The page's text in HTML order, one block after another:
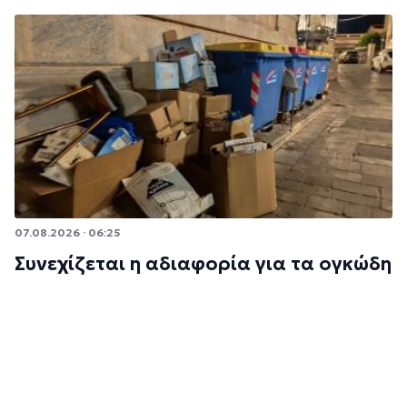
07.08.2026 · 06:25
Συνεχίζεται η αδιαφορία για τα ογκώδη